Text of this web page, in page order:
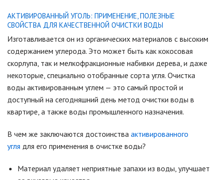
АКТИВИРОВАННЫЙ УГОЛЬ: ПРИМЕНЕНИЕ, ПОЛЕЗНЫЕ
СВОЙСТВА ДЛЯ КАЧЕСТВЕННОЙ ОЧИСТКИ ВОДЫ
Изготавливается он из органических материалов с высоким
содержанием углерода. Это может быть как кокосовая
скорлупа, так и мелкофракционные набивки дерева, и даже
некоторые, специально отобранные сорта угля. Очистка
воды активированным углем — это самый простой и
доступный на сегодняшний день метод очистки воды в
квартире, а также воды промышленного назначения.
В чем же заключаются достоинства активированного
угля для его применения в очистке воды?
Материал удаляет неприятные запахи из воды, улучшает